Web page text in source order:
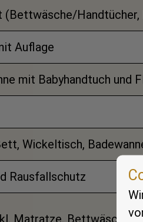
(Bettwäsche/
Auflage
mit Babyhandtuch und
Wickeltisch,
Rausfallschutz
Matratze, Bettwäsche,